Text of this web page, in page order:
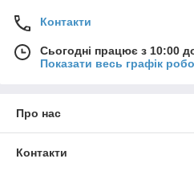
Контакти
Сьогодні працює з 10:00
Показати весь графік
Про нас
Контакти